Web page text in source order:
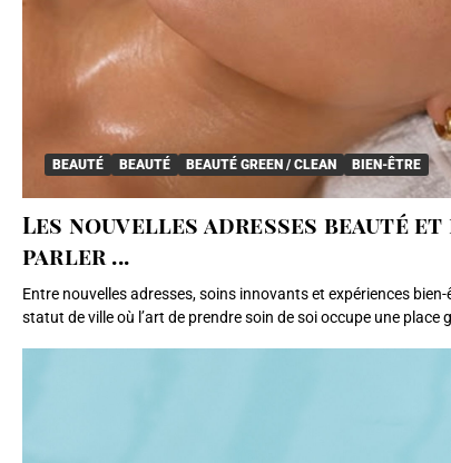
BEAUTÉ BEAUTÉ BEAUTÉ GREEN / CLEAN BIEN-ÊTRE
Les nouvelles adresses beauté
parler ...
Entre nouvelles adresses, soins innovants et expériences
statut de ville où l’art de prendre soin de soi occupe une place